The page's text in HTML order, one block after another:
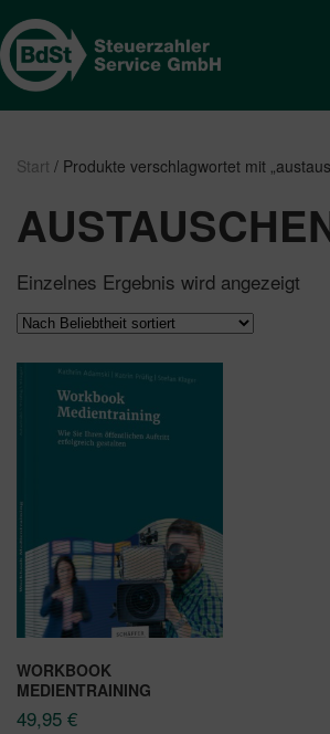
Start / Produkte verschlagwortet mit
Einzelnes Ergebnis wird angezeigt
WORKBOOK
MEDIENTRAINING
49,95 €